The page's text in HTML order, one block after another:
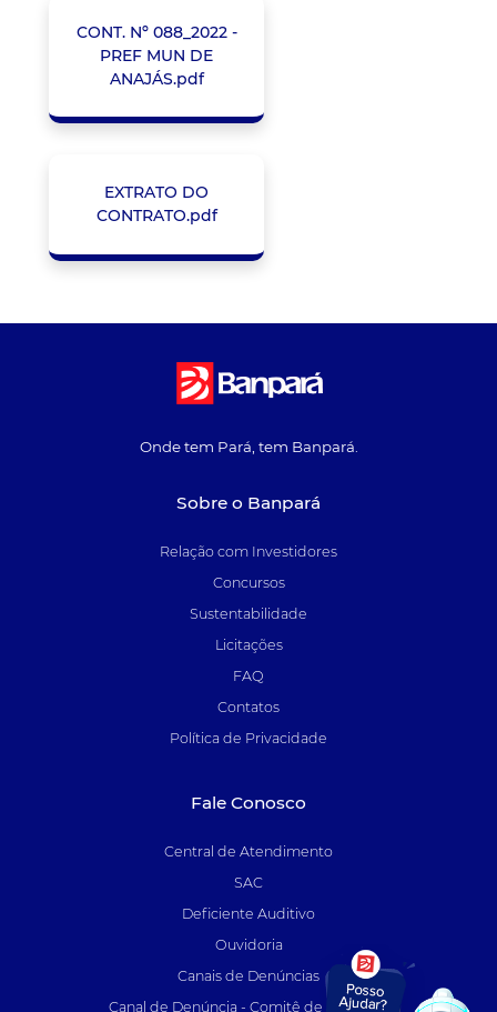
CONT. Nº 088_2022 -
PREF MUN DE
ANAJÁS.pdf
EXTRATO DO
CONTRATO.pdf
Onde tem Pará, tem Banpará.
Sobre o Banpará
Relação com Investidores
Concursos
Sustentabilidade
Licitações
FAQ
Contatos
Política de Privacidade
Fale Conosco
Central de Atendimento
SAC
Deficiente Auditivo
Ouvidoria
Canais de Denúncias
Canal de Denúncia - Comitê de Auditoria